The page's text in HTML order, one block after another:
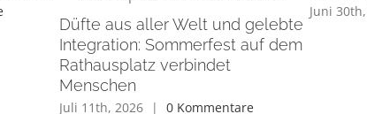
Düfte aus aller Welt und gelebte
Integration: Sommerfest auf dem
Rathausplatz verbindet
Menschen
Juli 11th, 2026 | 0 Kommentare
Juni